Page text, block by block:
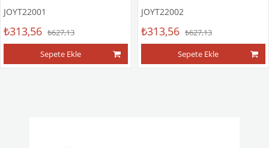
JOYT22001
₺313,56 ₺627,13
Sepete Ekle
JOYT22002
₺313,56 ₺627,13
Sepete Ekle